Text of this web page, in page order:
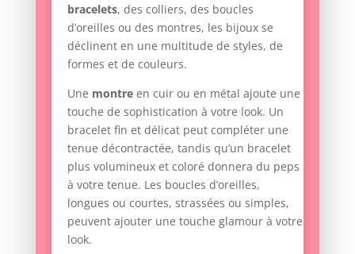
bracelets, des colliers, des boucles
d’oreilles ou des montres, les bijoux se
déclinent en une multitude de styles, de
formes et de couleurs.
Une montreen cuir ou en métal ajoute une
touche de sophistication à votre look. Un
bracelet fin et délicat peut compléter une
tenue décontractée, tandis qu’un bracelet
plus volumineux et coloré donnera du peps
à votre tenue. Les boucles d’oreilles,
longues ou courtes, strassées ou simples,
peuvent ajouter une touche glamour à votre
look.